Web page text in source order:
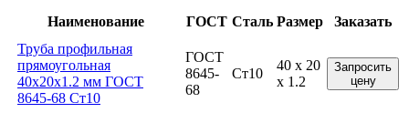
Наименование ГОСТ Сталь Размер
Заказать
Труба профильная
прямоугольная
40x20x1.2 мм ГОСТ
8645-68 Ст10
ГОСТ
8645-
68
Ст10
40 x 20
x 1.2
Запросить
цену